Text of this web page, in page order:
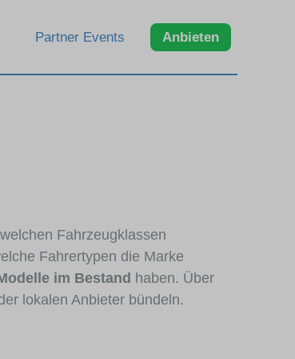
Partner Events Anbieten
Fahrzeugklassen
Fahrertypen die Marke
im Bestand haben. Über
lokalen Anbieter bündeln.